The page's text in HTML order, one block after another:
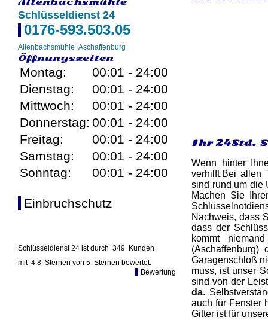
Schlüsseldienst 24
0176-593.503.05
Altenbachsmühle Aschaffenburg
Öffnungszeiten
Montag:
00:01 - 24:00
Dienstag:
00:01 - 24:00
Mittwoch:
00:01 - 24:00
Donnerstag: 00:01 - 24:00
Freitag:
00:01 - 24:00
Samstag:
00:01 - 24:00
Sonntag:
00:01 - 24:00
Einbruchschutz
Schlüsseldienst 24 ist durch 349 Kunden
mit 4.8 Sternen von 5 Sternen bewertet.
Bewertung
Ihr 24Std.
Wenn hinter
verhilft.Bei allen
sind rund um die
Machen Sie
Nachweis, dass
dass der
kommt
Garagenschloß
muss, ist unser
sind von der
da.
auch für Fenster
Gitter ist für